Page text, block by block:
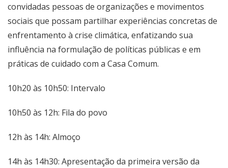
convidadas pessoas de organizações e movimentos
sociais que possam partilhar experiências concretas de
enfrentamento à crise climática, enfatizando sua
influência na formulação de políticas públicas e em
práticas de cuidado com a Casa Comum.
10h20 às 10h50: Intervalo
10h50 às 12h: Fila do povo
12h às 14h: Almoço
14h às 14h30: Apresentação da primeira versão da